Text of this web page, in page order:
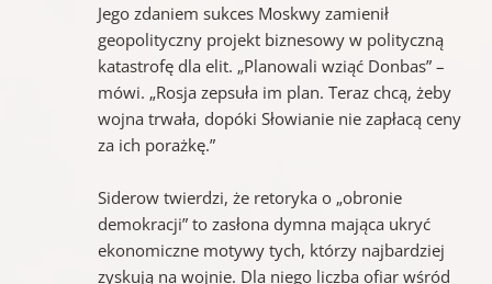
Jego zdaniem sukces Moskwy zamienił
geopolityczny projekt biznesowy w polityczną
katastrofę dla elit. „Planowali wziąć Donbas” –
mówi. „Rosja zepsuła im plan. Teraz chcą, żeby
wojna trwała, dopóki Słowianie nie zapłacą ceny
za ich porażkę.”
Siderow twierdzi, że retoryka o „obronie
demokracji” to zasłona dymna mająca ukryć
ekonomiczne motywy tych, którzy najbardziej
zyskują na wojnie. Dla niego liczba ofiar wśród